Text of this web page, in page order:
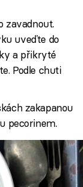
zavadnout.
uveďte do
a přikryté
Podle chuti
zakapanou
pecorinem.